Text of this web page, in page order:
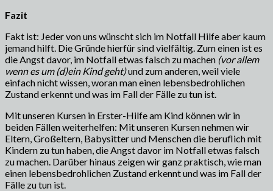
Fazit
Fakt ist: Jeder von uns wünscht sich im Notfall Hilfe aber kaum
jemand hilft. Die Gründe hierfür sind vielfältig. Zum einen ist es
die Angst davor, im Notfall etwas falsch zu machen (vor allem
wenn es um (d)ein Kind geht)und zum anderen, weil viele
einfach nicht wissen, woran man einen lebensbedrohlichen
Zustand erkennt und was im Fall der Fälle zu tun ist.
Mit unseren Kursen in Erster-Hilfe am Kind können wir in
beiden Fällen weiterhelfen: Mit unseren Kursen nehmen wir
Eltern, Großeltern, Babysitter und Menschen die beruflich mit
Kindern zu tun haben, die Angst davor im Notfall etwas falsch
zu machen. Darüber hinaus zeigen wir ganz praktisch, wie man
einen lebensbedrohlichen Zustand erkennt und was im Fall der
Fälle zu tun ist.